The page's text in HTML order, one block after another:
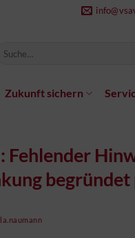
Zukunft sichern
Fehlender